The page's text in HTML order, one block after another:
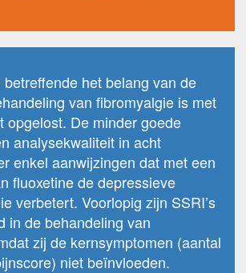
het belang van de
van fibromyalgie is met
opgelost. De minder goede
analysekwaliteit in acht
enkel aanwijzingen dat met een
fluoxetine de depressieve
verbetert. Voorlopig zijn SSRI’s
in de behandeling van
zij de kernsymptomen (aantal
niet beïnvloeden.